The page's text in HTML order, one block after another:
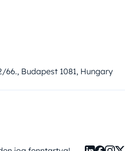
Budapest 1081, Hungary